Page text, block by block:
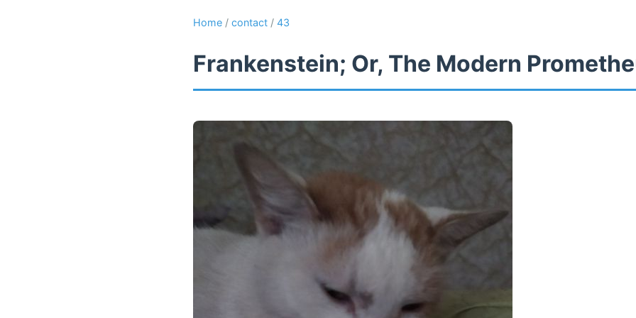
Home / contact / 43
Frankenstein; Or, The Modern